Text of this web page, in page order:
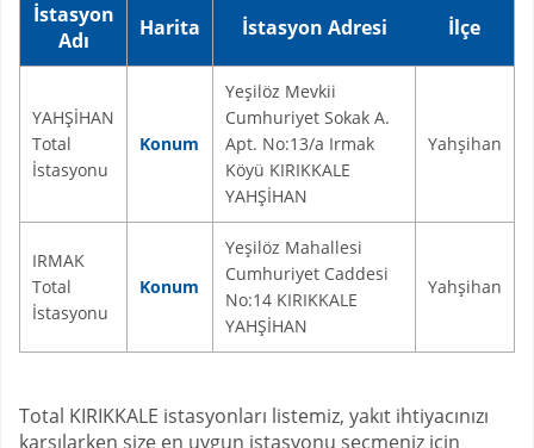
İstasyon
Adı
Harita İstasyon Adresi İlçe
YAHŞİHAN
Total
İstasyonu
Konum
Yeşilöz Mevkii
Cumhuriyet Sokak A.
Apt. No:13/a Irmak
Köyü KIRIKKALE
YAHŞİHAN
Yahşihan
IRMAK
Total
İstasyonu
Konum
Yeşilöz Mahallesi
Cumhuriyet Caddesi
No:14 KIRIKKALE
YAHŞİHAN
Yahşihan
Total KIRIKKALE istasyonları listemiz, yakıt ihtiyacınızı
karşılarken size en uygun istasyonu seçmeniz için